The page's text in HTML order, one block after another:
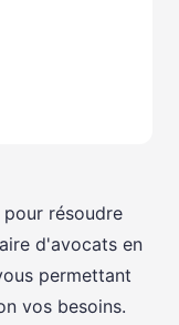
résoudre
d'avocats en
permettant
vos besoins.